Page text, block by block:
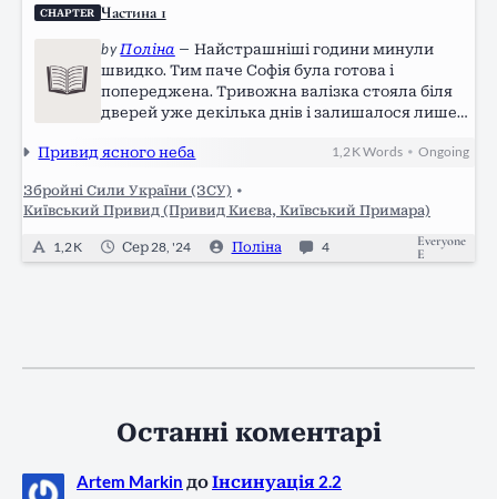
CHAPTER Частина 1
byПоліна — Найстрашніші години минули
швидко. Тим паче Софія була готова і
попереджена. Тривожна валізка стояла біля
дверей уже декілька днів і залишалося лише
вибух, стало страшно. Жах від гучних звуків
…
Привид ясного неба 1,2 KWords •Ongoing
Збройні Сили України (ЗСУ) •
Київський Привид (Привид Києва, Київський Примара)
1,2 K Сер 28, '24 Поліна 4
Everyone
E
Останні коментарі
Artem Markin доІнсинуація 2.2